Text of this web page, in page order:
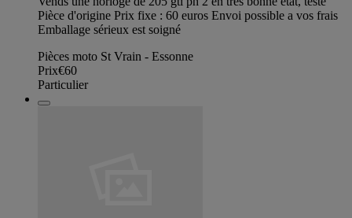
Pièce d'origine Prix fixe : 60 euros Envoi possible a vos frais
Emballage sérieux est soigné
Pièces moto St Vrain - Essonne
Prix€60
Particulier